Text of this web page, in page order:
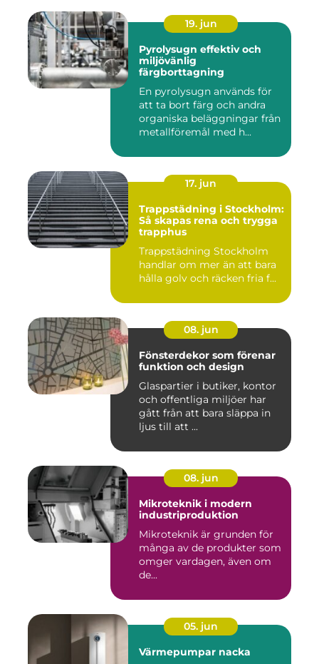
19. jun
Pyrolysugn effektiv och
miljövänlig
färgborttagning
En pyrolysugn används för
att ta bort färg och andra
organiska beläggningar från
metallföremål med h...
17. jun
Trappstädning i Stockholm:
Så skapas rena och trygga
trapphus
Trappstädning Stockholm
handlar om mer än att bara
hålla golv och räcken fria f...
08. jun
Fönsterdekor som förenar
funktion och design
Glaspartier i butiker, kontor
och offentliga miljöer har
gått från att bara släppa in
ljus till att ...
08. jun
Mikroteknik i modern
industriproduktion
Mikroteknik är grunden för
många av de produkter som
omger vardagen, även om
de...
05. jun
Värmepumpar nacka